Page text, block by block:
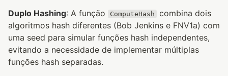
Duplo Hashing: A função ComputeHash
combina dois
algoritmos hash diferentes (Bob Jenkins e FNV1a) com
uma seed para simular funções hash independentes,
evitando a necessidade de implementar múltiplas
funções hash separadas.